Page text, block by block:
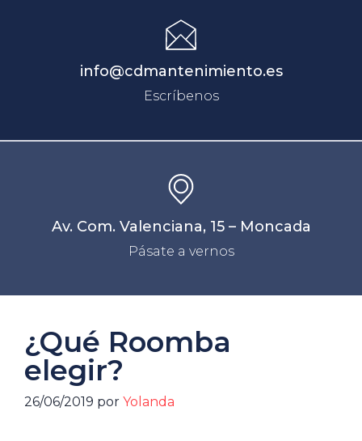
info@cdmantenimiento.es
Escríbenos
Av. Com. Valenciana, 15 – Moncada
Pásate a vernos
¿Qué Roomba
elegir?
26/06/2019 por Yolanda